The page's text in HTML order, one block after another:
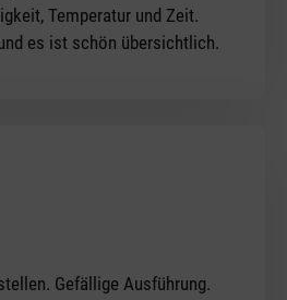
Temperatur und Zeit.
es ist schön übersichtlich.
Sternen
Gefällige Ausführung.